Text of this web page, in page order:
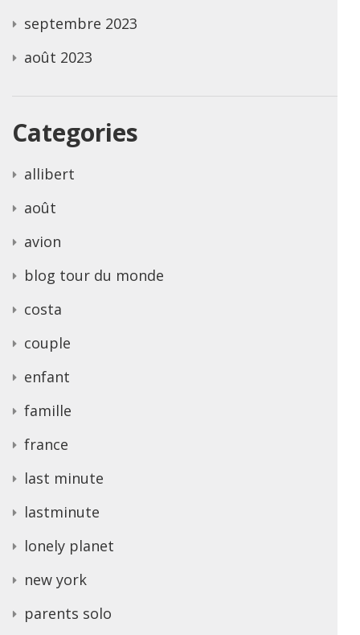
septembre 2023
août 2023
Categories
allibert
août
avion
blog tour du monde
costa
couple
enfant
famille
france
last minute
lastminute
lonely planet
new york
parents solo